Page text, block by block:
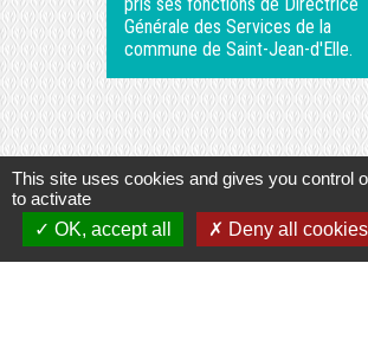
pris ses fonctions de Directrice
Générale des Services de la
commune de Saint-Jean-d'Elle.
Contacts
This site uses cookies and gives you control
to activate
OK, accept all
Deny all cookies